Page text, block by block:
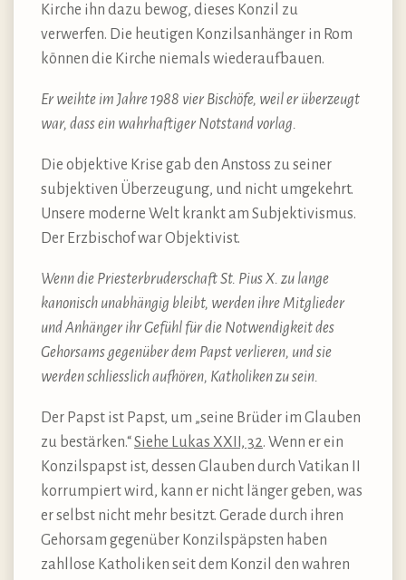
Kirche ihn dazu bewog, dieses Konzil zu
verwerfen. Die heutigen Konzilsanhänger in Rom
können die Kirche niemals wiederaufbauen.
Er weihte im Jahre 1988 vier Bischöfe, weil er überzeugt
war, dass ein wahrhaftiger Notstand vorlag.
Die objektive Krise gab den Anstoss zu seiner
subjektiven Überzeugung, und nicht umgekehrt.
Unsere moderne Welt krankt am Subjektivismus.
Der Erzbischof war Objektivist.
Wenn die Priesterbruderschaft St. Pius X. zu lange
kanonisch unabhängig bleibt, werden ihre Mitglieder
und Anhänger ihr Gefühl für die Notwendigkeit des
Gehorsams gegenüber dem Papst verlieren, und sie
werden schliesslich aufhören, Katholiken zu sein.
Der Papst ist Papst, um „seine Brüder im Glauben
zu bestärken.“Siehe Lukas XXII, 32. Wenn er ein
Konzilspapst ist, dessen Glauben durch Vatikan II
korrumpiert wird, kann er nicht länger geben, was
er selbst nicht mehr besitzt. Gerade durch ihren
Gehorsam gegenüber Konzilspäpsten haben
zahllose Katholiken seit dem Konzil den wahren